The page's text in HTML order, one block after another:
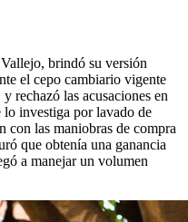
brindó su versión
el cepo cambiario vigente
rechazó las acusaciones en
lo investiga por lavado de
las maniobras de compra
que obtenía una ganancia
a manejar un volumen